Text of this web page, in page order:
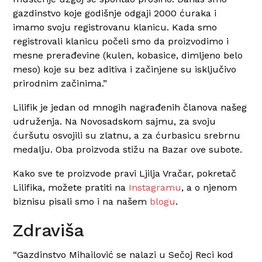
gazdinstvo koje godišnje odgaji 2000 ćuraka i
imamo svoju registrovanu klanicu. Kada smo
registrovali klanicu počeli smo da proizvodimo i
mesne prerađevine (kulen, kobasice, dimljeno belo
meso) koje su bez aditiva i začinjene su isključivo
prirodnim začinima.”
Lilifik je jedan od mnogih nagrađenih članova našeg
udruženja. Na Novosadskom sajmu, za svoju
ćuršutu osvojili su zlatnu, a za ćurbasicu srebrnu
medalju. Oba proizvoda stižu na Bazar ove subote.
Kako sve te proizvode pravi Ljilja Vračar, pokretač
Lilifika, možete pratiti na Instagramu, a o njenom
biznisu pisali smo i na našem blogu.
Zdraviša
“Gazdinstvo Mihailović se nalazi u Sečoj Reci kod